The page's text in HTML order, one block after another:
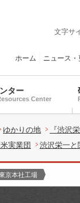
文字サ
ホーム ニュース・
ター
Center
ゆかりの地 『渋沢
実業団 渋沢栄一と
京本社工場